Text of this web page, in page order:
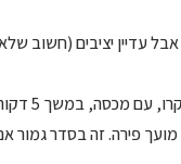
עדיין יציבים (חשוב
פירה. זה בסדר גמור